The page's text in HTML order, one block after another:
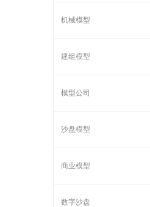
机械模型
建组模型
模型公司
沙盘模型
商业模型
数字沙盘